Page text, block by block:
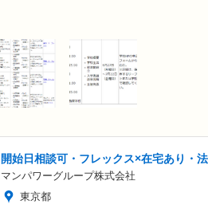
開始日相談可・フレックス×在宅あり・
マンパワーグループ株式会社
東京都